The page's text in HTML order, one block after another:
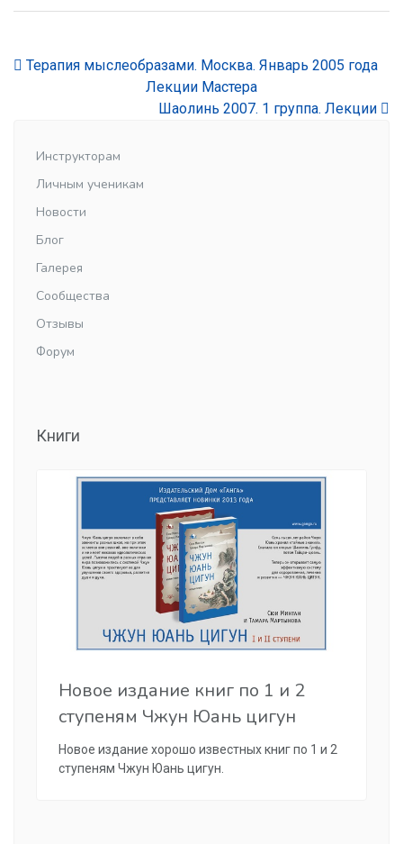
Терапия мыслеобразами. Москва. Январь 2005 года
Лекции Мастера
Шаолинь 2007. 1 группа. Лекции
Инструкторам
Личным ученикам
Новости
Блог
Галерея
Сообщества
Отзывы
Форум
Книги
Новое издание книг по 1 и 2
ступеням Чжун Юань цигун
Новое издание хорошо известных книг по 1 и 2
ступеням Чжун Юань цигун.